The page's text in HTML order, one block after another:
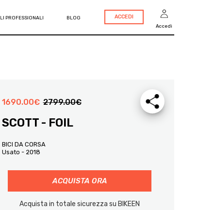
PROFESSIONALI BLOG ACCEDI
Accedi
1690.00€ 2799.00€
SCOTT - FOIL
BICI DA CORSA
Usato - 2018
ACQUISTA ORA
Acquista in totale sicurezza su BIKEEN